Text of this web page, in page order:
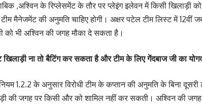
,अश्विन के रिप्लेसमेंट के तौर पर प्लेइंग इलेवन में किसी खिलाड़ी
मैनेजमेंट की अनुमति चाहिए होगी। अक्षर पटेल टीम लिस्ट में 12वीं
को भी अश्विन की जगह मौका दे सकता है।
खिलाड़ी ना तो बैटिंग कर सकता है और टीम के लिए गेंदबाज जी का
1.2.2 के अनुसार विरोधी टीम के कप्तान की अनुमति के बिना
की जगह पर किसी और को शामिल नहीं कर सकती। अश्विन की